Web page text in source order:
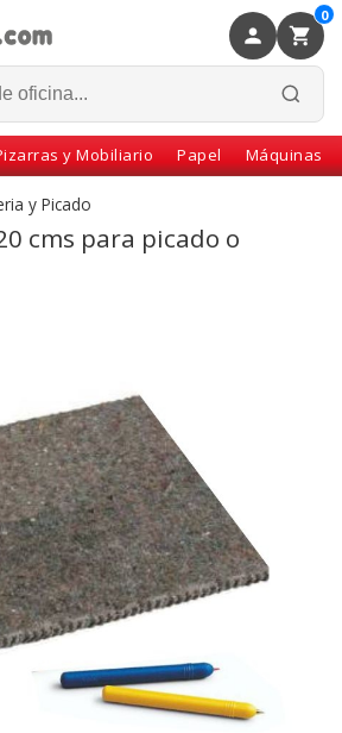
0
y Mobiliario Papel Máquinas
y Picado
cms para picado o